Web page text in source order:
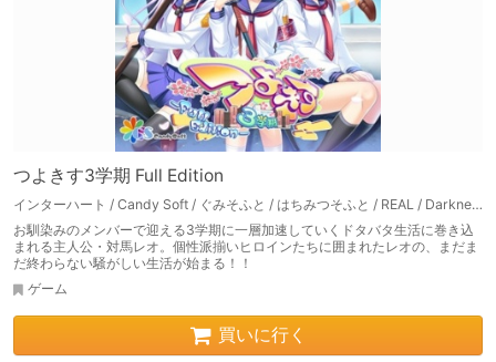
つよきす3学期 Full Edition
インターハート / Candy Soft / ぐみそふと / はちみつそふと / REAL / DarknessPot / 娘。 / しばそふと / DESSERT Soft / カカオ / ういろうそふと / ましゅまろそふと
お馴染みのメンバーで迎える3学期に一層加速していくドタバタ生活に巻き込
まれる主人公・対馬レオ。個性派揃いヒロインたちに囲まれたレオの、まだま
だ終わらない騒がしい生活が始まる！！
ゲーム
買いに行く